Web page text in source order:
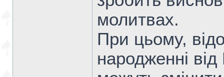
молитвах.
При цьому,
народженні